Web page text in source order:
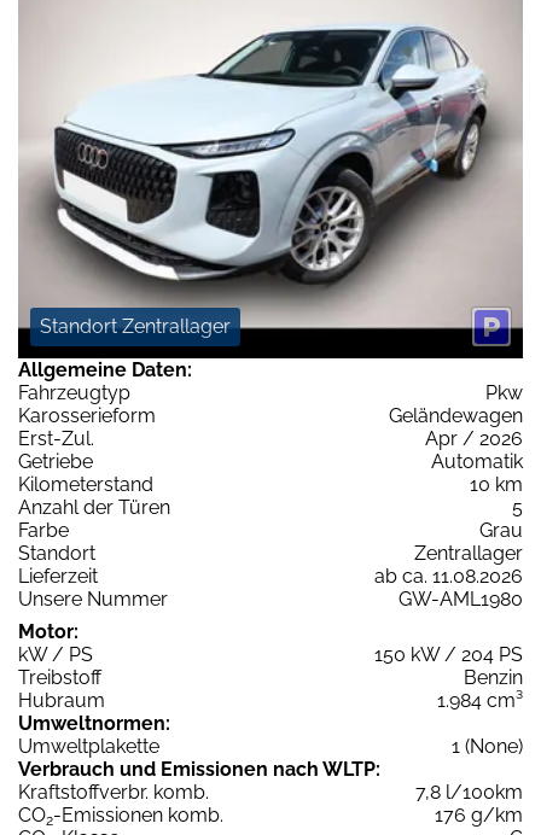
Standort Zentrallager
Allgemeine Daten:
Fahrzeugtyp
Pkw
Karosserieform
Geländewagen
Erst-Zul.
Apr / 2026
Getriebe
Automatik
Kilometerstand
10 km
Anzahl der Türen
5
Farbe
Grau
Standort
Zentrallager
Lieferzeit
ab ca. 11.08.2026
Unsere Nummer
GW-AML1980
Motor:
kW / PS
150 kW / 204 PS
Treibstoff
Benzin
Hubraum
1.984 cm³
Umweltnormen:
Umweltplakette
1 (None)
Verbrauch und Emissionen nach WLTP:
Kraftstoffverbr. komb.
7,8 l/100km
CO2-Emissionen komb.
176 g/km